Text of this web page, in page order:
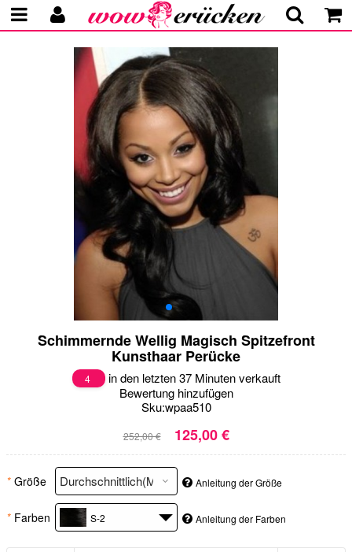
Schimmernde Wellig Magisch Spitzefront
Kunsthaar Perücke
4
in den letzten 37 Minuten verkauft
Bewertung hinzufügen
Sku:wpaa510
252,00 € 125,00 €
* Größe Anleitung der Größe
* Farben S-2 Anleitung der Farben